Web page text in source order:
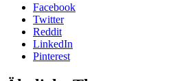
Facebook
Twitter
Reddit
LinkedIn
Pinterest